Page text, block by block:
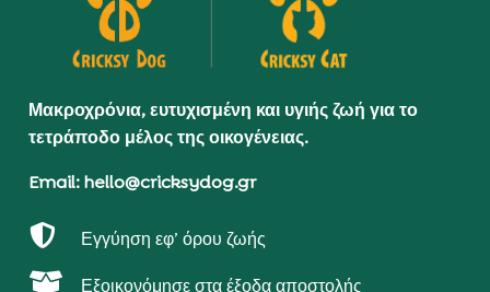
Μακροχρόνια, ευτυχισμένη και υγιής ζωή για το
τετράποδο μέλος της οικογένειας.
Email: hello@cricksydog.gr
 Εγγύηση εφ’ όρου ζωής
 Εξοικονόμησε στα έξοδα αποστολής